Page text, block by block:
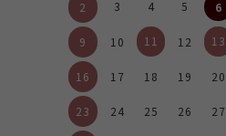
2 3 4 5 6
9 10 11 12 13
16 17 18 19 20
23 24 25 26 27